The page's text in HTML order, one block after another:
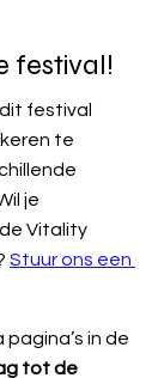
festival!
festival
te
je
Vitality
Stuur ons een
in de
tot de